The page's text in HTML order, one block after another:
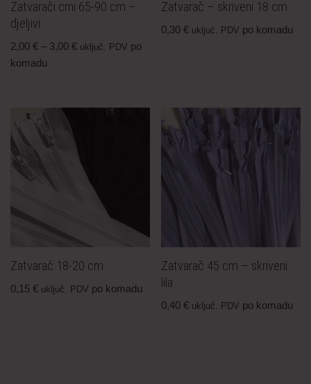
Zatvarači crni 65-90 cm –
djeljivi
2,00 € – 3,00 € uključ. PDV po
komadu
Zatvarač – skriveni 18 cm
0,30€ uključ. PDV po komadu
Zatvarač 18-20 cm
0,15 € uključ. PDV po komadu
Zatvarač 45 cm – skriveni
lila
0,40€ uključ. PDV po komadu